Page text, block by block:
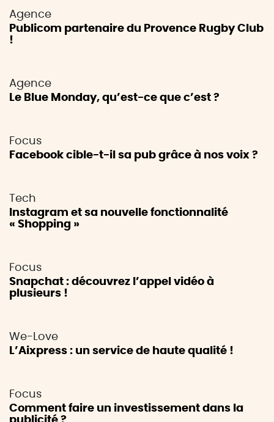
Agence
Publicom partenaire du Provence Rugby Club
!
Agence
Le Blue Monday, qu’est-ce que c’est ?
Focus
Facebook cible-t-il sa pub grâce à nos voix ?
Tech
Instagram et sa nouvelle fonctionnalité
« Shopping »
Focus
Snapchat : découvrez l’appel vidéo à
plusieurs !
We-Love
L’Aixpress : un service de haute qualité !
Focus
Comment faire un investissement dans la